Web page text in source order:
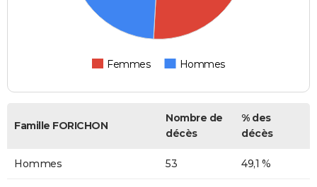
Femmes Hommes
Famille FORICHON
Nombre de
décès
% des
décès
Hommes 53 49,1 %